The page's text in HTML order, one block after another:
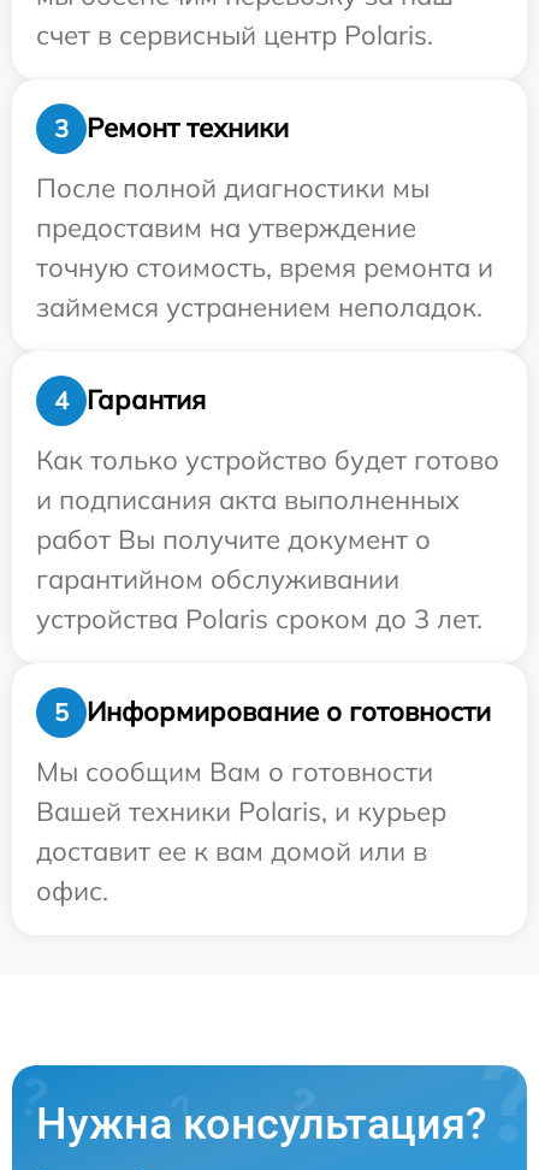
счет в сервисный центр Polaris.
3
Ремонт техники
После полной диагностики мы
предоставим на утверждение
точную стоимость, время ремонта и
займемся устранением неполадок.
4
Гарантия
Как только устройство будет готово
и подписания акта выполненных
работ Вы получите документ о
гарантийном обслуживании
устройства Polaris сроком до 3 лет.
5
Информирование о готовности
Мы сообщим Вам о готовности
Вашей техники Polaris, и курьер
доставит ее к вам домой или в
офис.
Нужна консультация?